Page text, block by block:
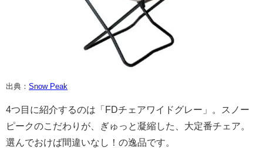
出典： Snow Peak
4つ目に紹介するのは「FDチェアワイドグレー」。スノー
ピークのこだわりが、ぎゅっと凝縮した、大定番チェア。
選んでおけば間違いなし！の逸品です。